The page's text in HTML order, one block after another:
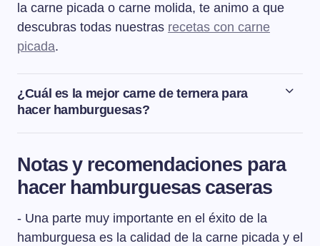
la carne picada o carne molida, te animo a que
descubras todas nuestras recetas con carne
picada.
¿Cuál es la mejor carne de ternera para
hacer hamburguesas?
Las mejores piezas de ternera para hacer
ternera, que son partes magras pero con algo de grasa
infiltrada.
Notas y recomendaciones para
hacer hamburguesas caseras
- Una parte muy importante en el éxito de la
hamburguesa es la calidad de la carne picada y el